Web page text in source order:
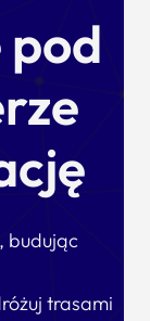
budując
trasami